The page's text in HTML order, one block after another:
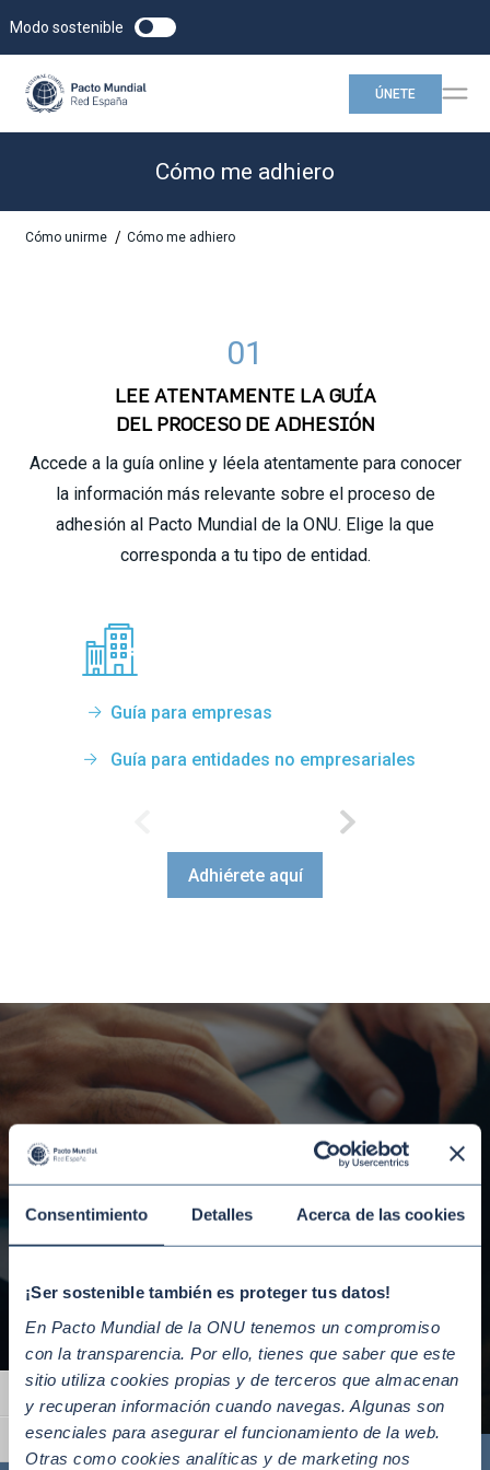
Consentimiento Detalles Acerca de las cookies
¡Ser sostenible también es proteger tus datos!
En Pacto Mundial de la ONU tenemos un compromiso
con la transparencia. Por ello, tienes que saber que este
sitio utiliza cookies propias y de terceros que almacenan
y recuperan información cuando navegas. Algunas son
esenciales para asegurar el funcionamiento de la web.
Otras como cookies analíticas y de marketing nos
Alternar alto contraste
Alternar tamaño de letra
Modo sostenible
ÚNETE
Cómo me adhiero
Cómo unirme / Cómo me adhiero
01
LEE ATENTAMENTE LA GUÍA
DEL PROCESO DE ADHESIÓN
Accede a la guía online y léela atentamente para conocer
la información más relevante sobre el proceso de
adhesión al Pacto Mundial de la ONU. Elige la que
corresponda a tu tipo de entidad.
Guía para empresas
Guía para entidades no empresariales
Adhiérete aquí
Guías de ayuda
Dispones de las siguientes guías que
te ayudarán en la tarea: